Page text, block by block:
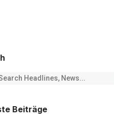
Beiträge